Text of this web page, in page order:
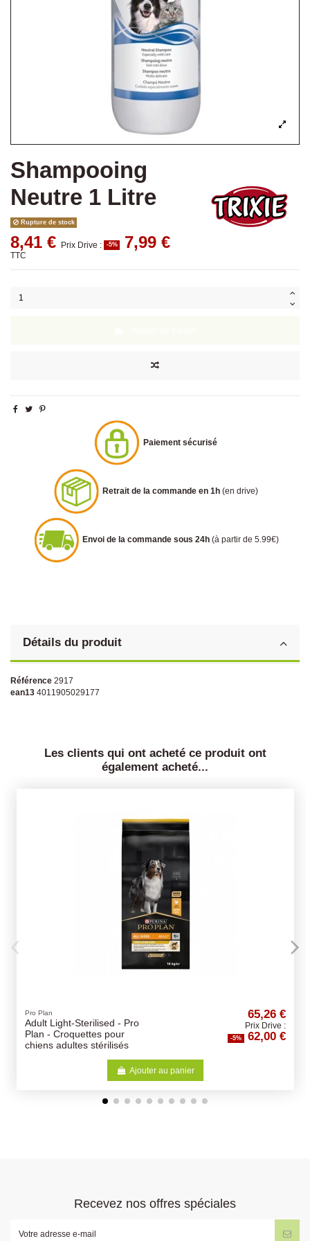
Shampooing
Neutre 1 Litre
Rupture de stock
8,41 € Prix Drive : -5% 7,99 €
TTC
Paiement sécurisé
Retrait de la commande en 1h (en drive)
Envoi de la commande sous 24h (à partir de 5.99€)
Détails du produit
Référence 2917
ean13 4011905029177
Les clients qui ont acheté ce produit ont
également acheté...
Prix Drive :
-5% 62,00 €
Mélange Poules Pondeuse
Concassé 20Kg
Recevez nos offres spéciales